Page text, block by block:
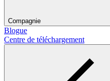
Compagnie
Blogue
Centre de téléchargement